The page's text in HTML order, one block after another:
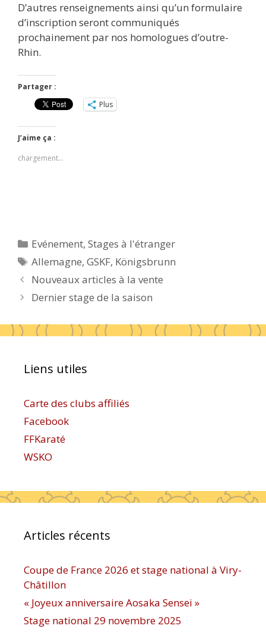
D’autres renseignements ainsi qu’un formulaire
d’inscription seront communiqués
prochainement par nos homologues d’outre-
Rhin.
Partager :
Plus
J’aime ça :
chargement…
Catégories
Evénement,Stages à l'étranger
Étiquettes
Allemagne,GSKF, Königsbrunn
Nouveaux articles à la vente
Dernier stage de la saison
Liens utiles
Carte des clubs affiliés
Facebook
FFKaraté
WSKO
Articles récents
Coupe de France 2026 et stage national à Viry-
Châtillon
« Joyeux anniversaire Aosaka Sensei »
Stage national 29 novembre 2025